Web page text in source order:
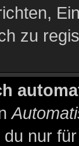
zu
nur